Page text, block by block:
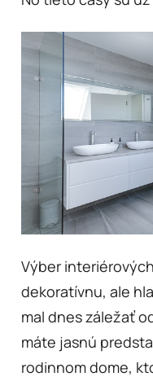
Výber
dekoratívnu, ale
mal dnes záležať
máte jasnú
rodinnom dome,